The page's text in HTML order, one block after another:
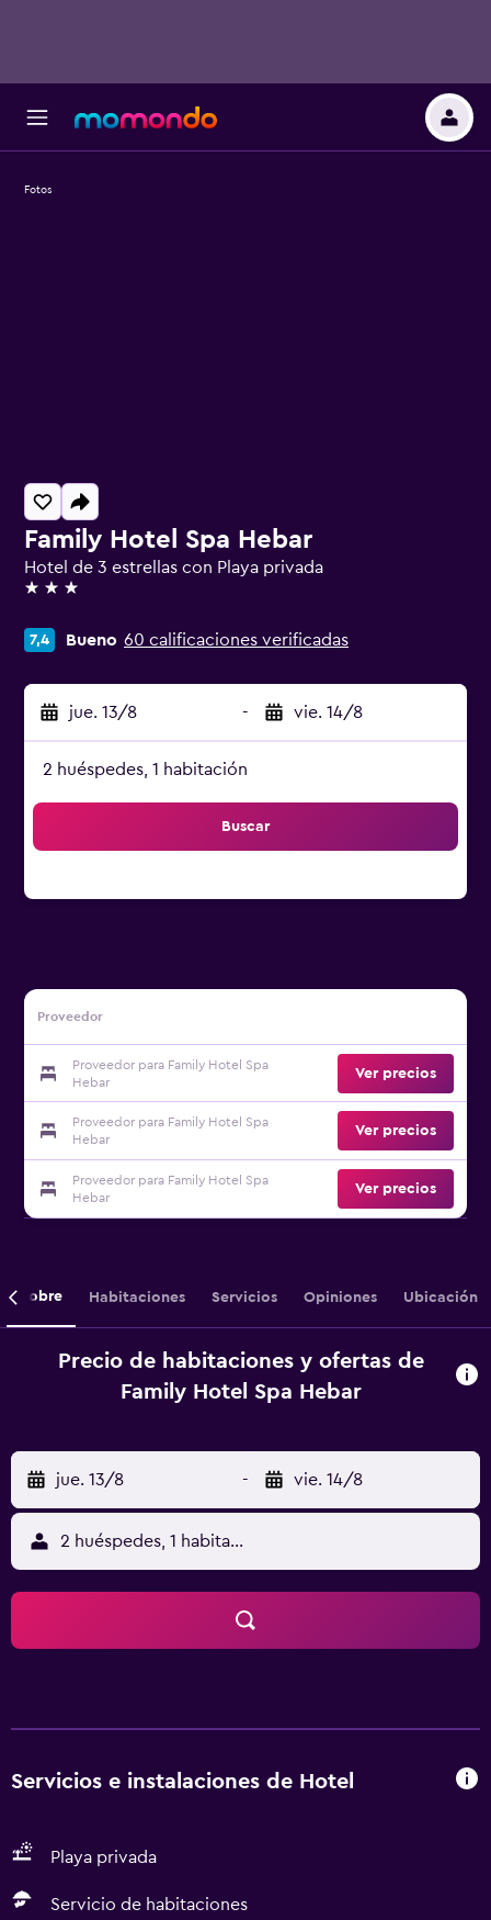
Family Hotel Spa Hebar
Hotel de 3 estrellas con Playa privada
3 estrellas
7,4 Bueno 60 calificaciones verificadas
jue. 13/8 - vie. 14/8
2 huéspedes, 1 habitación
Buscar
Proveedor
Proveedor para Family Hotel Spa
Hebar
Ver precios
Proveedor para Family Hotel Spa
Hebar
Ver precios
Proveedor para Family Hotel Spa
Hebar
Ver precios
Fotos
Sobre Habitaciones Servicios Opiniones Ubicación
Precio de habitaciones y ofertas de
Family Hotel Spa Hebar
jue. 13/8 - vie. 14/8
2 huéspedes, 1 habitación
Servicios e instalaciones de Hotel
Playa privada
Servicio de habitaciones